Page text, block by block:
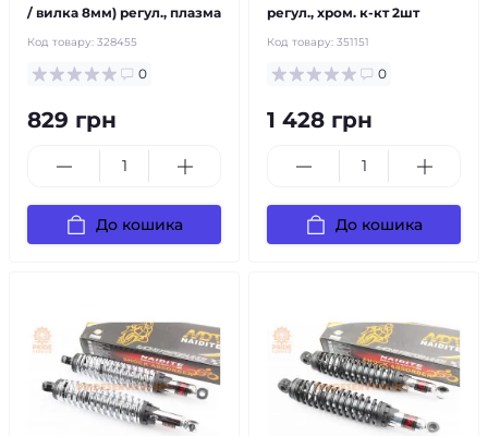
/ вилка 8мм) регул., плазма
Код товару: 328455
0
829 грн
До кошика
регул., хром. к-кт 2шт
Код товару: 351151
0
1 428 грн
До кошика